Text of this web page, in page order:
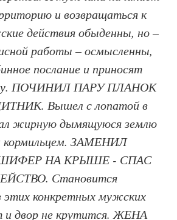
и возвращаться к
действия обыденны, но –
работы – осмысленны,
послание и приносят
ПОЧИНИЛ ПАРУ ПЛАНОК
Вышел с лопатой в
жирную дымящуюся землю
кормильцем. ЗАМЕНИЛ
НА КРЫШЕ - СПАС
Становится
этих конкретных мужских
и двор не крутится. ЖЕНА